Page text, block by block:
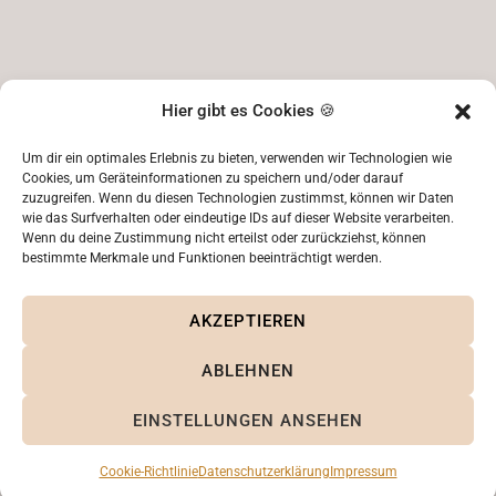
Hier gibt es Cookies 🍪
Um dir ein optimales Erlebnis zu bieten, verwenden wir Technologien wie
Cookies, um Geräteinformationen zu speichern und/oder darauf
zuzugreifen. Wenn du diesen Technologien zustimmst, können wir Daten
wie das Surfverhalten oder eindeutige IDs auf dieser Website verarbeiten.
Wenn du deine Zustimmung nicht erteilst oder zurückziehst, können
bestimmte Merkmale und Funktionen beeinträchtigt werden.
AKZEPTIEREN
ABLEHNEN
EINSTELLUNGEN ANSEHEN
Cookie-RichtlinieDatenschutzerklärung Impressum
76646 Bruchsal
Email: kontakt[at]ak-papeterie.de